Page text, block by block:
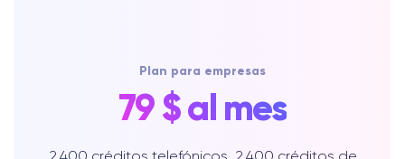
Plan para empresas
79 $ al mes
2.400 créditos telefónicos, 2.400 créditos de